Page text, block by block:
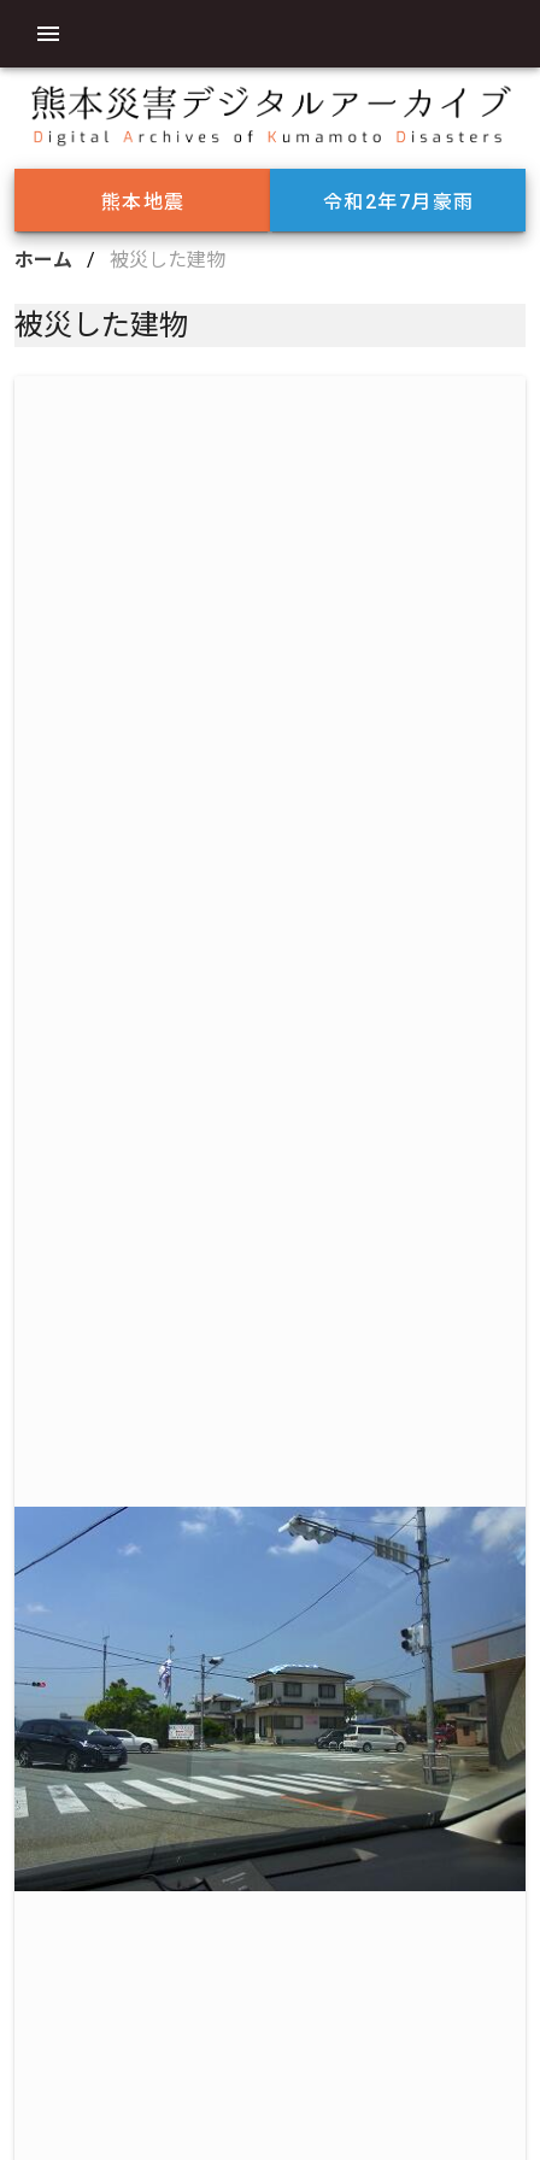
熊本地震 令和2年7月豪雨
ホーム / 被災した建物
被災した建物